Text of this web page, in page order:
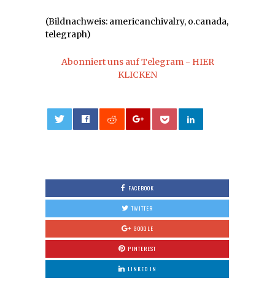
(Bildnachweis: americanchivalry, o.canada,
telegraph)
Abonniert uns auf Telegram - HIER
KLICKEN
FACEBOOK
TWITTER
GOOGLE
PINTEREST
LINKED IN